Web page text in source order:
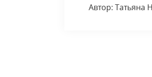
Автор: Татьяна